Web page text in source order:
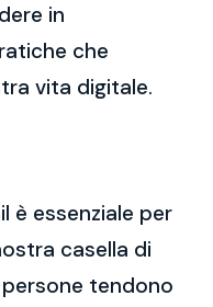
in
che
vita digitale.
è essenziale per
casella di
tendono